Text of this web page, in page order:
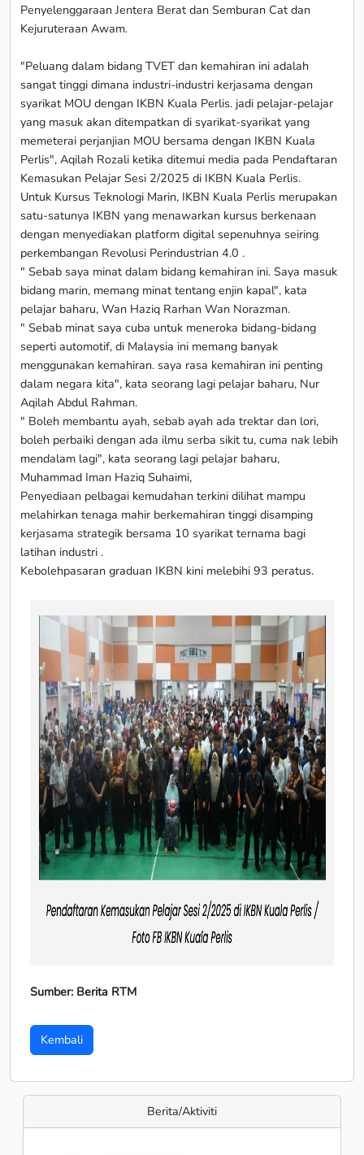
Penyelenggaraan Jentera Berat dan Semburan Cat dan
Kejuruteraan Awam.
"Peluang dalam bidang TVET dan kemahiran ini adalah
sangat tinggi dimana industri-industri kerjasama dengan
syarikat MOU dengan IKBN Kuala Perlis. jadi pelajar-pelajar
yang masuk akan ditempatkan di syarikat-syarikat yang
memeterai perjanjian MOU bersama dengan IKBN Kuala
Perlis", Aqilah Rozali ketika ditemui media pada Pendaftaran
Kemasukan Pelajar Sesi 2/2025 di IKBN Kuala Perlis.
Untuk Kursus Teknologi Marin, IKBN Kuala Perlis merupakan
satu-satunya IKBN yang menawarkan kursus berkenaan
dengan menyediakan platform digital sepenuhnya seiring
perkembangan Revolusi Perindustrian 4.0 .
" Sebab saya minat dalam bidang kemahiran ini. Saya masuk
bidang marin, memang minat tentang enjin kapal", kata
pelajar baharu, Wan Haziq Rarhan Wan Norazman.
" Sebab minat saya cuba untuk meneroka bidang-bidang
seperti automotif, di Malaysia ini memang banyak
menggunakan kemahiran. saya rasa kemahiran ini penting
dalam negara kita", kata seorang lagi pelajar baharu, Nur
Aqilah Abdul Rahman.
" Boleh membantu ayah, sebab ayah ada trektar dan lori,
boleh perbaiki dengan ada ilmu serba sikit tu, cuma nak lebih
mendalam lagi", kata seorang lagi pelajar baharu,
Muhammad Iman Haziq Suhaimi,
Penyediaan pelbagai kemudahan terkini dilihat mampu
melahirkan tenaga mahir berkemahiran tinggi disamping
kerjasama strategik bersama 10 syarikat ternama bagi
latihan industri .
Kebolehpasaran graduan IKBN kini melebihi 93 peratus.
Sumber: Berita RTM
Kembali
Berita/Aktiviti